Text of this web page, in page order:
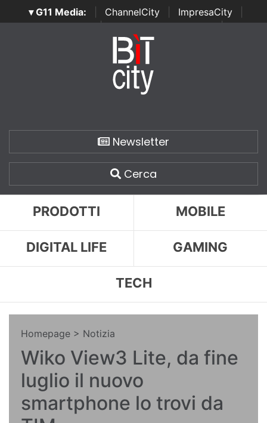
▾ G11 Media: ChannelCity ImpresaCity
SecurityOpenLab | Italian Channel Awards | Italian
Italian Security Awards
Newsletter
Cerca
PRODOTTI MOBILE
DIGITAL LIFE GAMING
TECH
Homepage > Notizia
Wiko View3 Lite, da fine
luglio il nuovo
smartphone lo trovi da